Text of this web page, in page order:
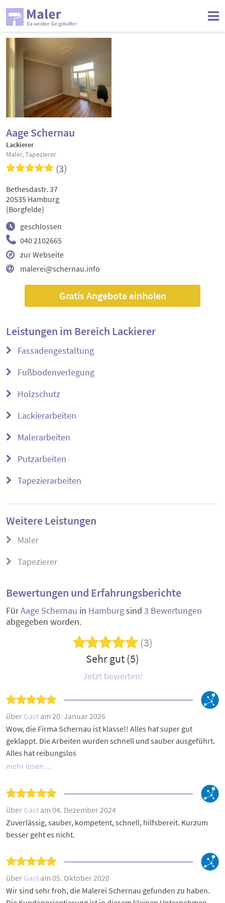
Aage Schernau
Lackierer
Maler, Tapezierer
(3)
040 2102665
zur Webseite
malerei@schernau.info
geschlossen
Bethesdastr. 37
20535 Hamburg
(Borgfelde)
Gratis Angebote einholen
Leistungen im Bereich Lackierer
Fassadengestaltung
Fußbodenverlegung
Holzschutz
Lackierarbeiten
Malerarbeiten
Putzarbeiten
Tapezierarbeiten
Weitere Leistungen
Maler
Tapezierer
Bewertungen und Erfahrungsberichte
FürAage Schernau in Hamburgsind 3 Bewertungen
abgegeben worden.
(3)
Sehr gut (5)
Jetzt bewerten!
über Gast am 20. Januar 2026
Wow, die Firma Schernau ist klasse!! Alles hat super gut
geklappt. Die Arbeiten wurden schnell und sauber ausgeführt.
Alles hat reibungslos
mehr lesen ...
über Gast am 04. Dezember 2024
Zuverlässig, sauber, kompetent, schnell, hilfsbereit. Kurzum
besser geht es nicht.
über Gast am 05. Oktober 2020
Wir sind sehr froh, die Malerei Schernau gefunden zu haben.